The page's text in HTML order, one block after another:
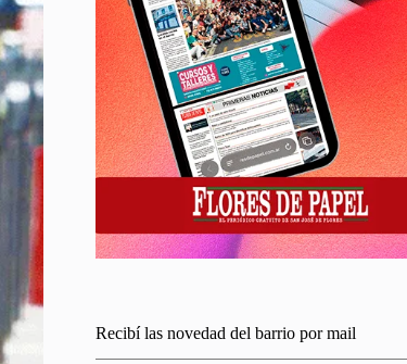
Recibí las novedad del barrio por mail